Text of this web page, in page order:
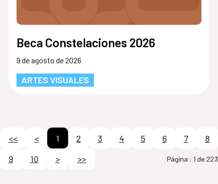
Beca Constelaciones 2026
9 de agosto de 2026
ARTES VISUALES
<< < 1 2 3 4 5 6 7
8
9
10 > >> Página : 1 de 223